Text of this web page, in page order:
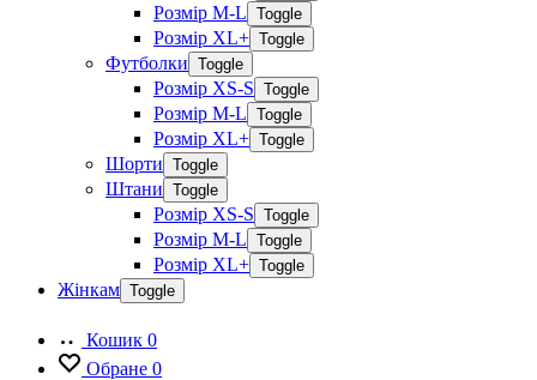
Розмір M-L Toggle
Розмір XL+ Toggle
Футболки Toggle
Розмір XS-S Toggle
Розмір M-L Toggle
Розмір XL+ Toggle
Шорти Toggle
Штани Toggle
Розмір XS-S Toggle
Розмір M-L Toggle
Розмір XL+ Toggle
Жінкам Toggle
Кошик 0
Обране 0